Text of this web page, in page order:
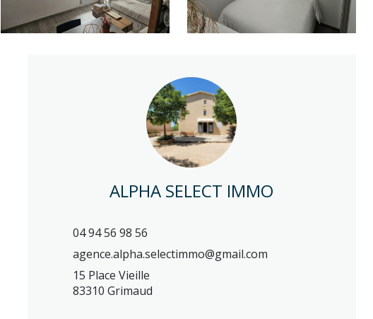
ALPHA SELECT IMMO
04 94 56 98 56
agence.alpha.selectimmo@gmail.com
15 Place Vieille
83310 Grimaud